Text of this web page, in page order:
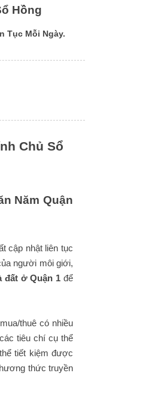
Hồng
Tục Mỗi Ngày.
Chủ Sổ
Năm Quận
cập nhật liên tục
người môi giới,
đất ở Quận 1 để
thuê có nhiều
tiêu chí cụ thể
tiết kiệm được
thức truyền